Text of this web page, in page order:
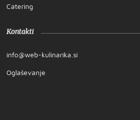
Catering
Kontakti
info@web-kulinarika.si
Oglaševanje